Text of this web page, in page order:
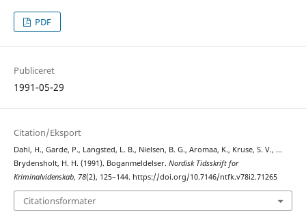
PDF
Publiceret
1991-05-29
Citation/Eksport
Dahl, H., Garde, P., Langsted, L. B., Nielsen, B. G., Aromaa, K., Kruse, S. V., …
Brydensholt, H. H. (1991). Boganmeldelser. Nordisk Tidsskrift for
Kriminalvidenskab, 78(2), 125–144. https://doi.org/10.7146/ntfk.v78i2.71265
Citationsformater